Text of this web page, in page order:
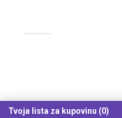
Tvoja lista za kupovinu (0)